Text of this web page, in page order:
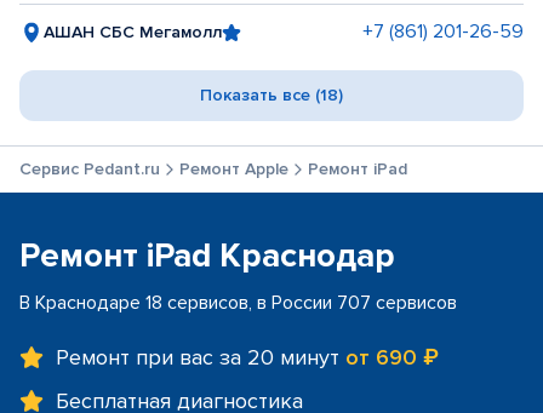
АШАН СБС Мегамолл +7 (861) 201-26-59
Показать все (18)
Сервис Pedant.ru Ремонт Apple Ремонт iPad
Ремонт iPad Краснодар
В Краснодаре 18 сервисов, в России 707 сервисов
Ремонт при вас за 20 минут от 690 ₽
Бесплатная диагностика